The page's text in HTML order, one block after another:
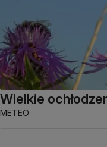
Wielkie
METEO